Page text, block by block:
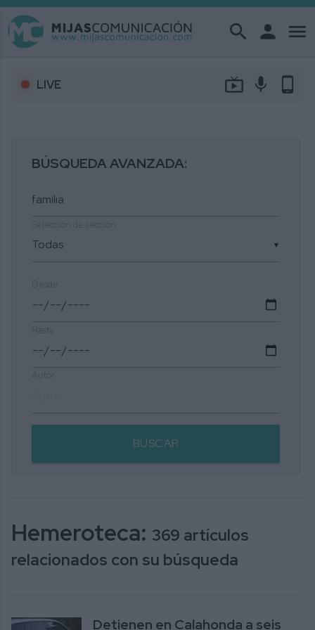
search person menu
LIVE live_tv mic phone_android
BÚSQUEDA AVANZADA:
▼
BUSCAR
Hemeroteca: 369 artículos
relacionados con su búsqueda
Detienen en Calahonda a seis